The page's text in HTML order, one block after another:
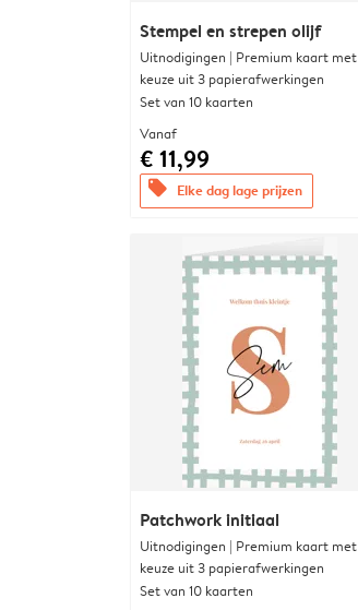
Stempel en strepen olijf
Uitnodigingen | Premium kaart met
keuze uit 3 papierafwerkingen
Set van 10 kaarten
Vanaf
€ 11,99
offers Elke dag lage prijzen
Patchwork initiaal
Uitnodigingen | Premium kaart met
keuze uit 3 papierafwerkingen
Set van 10 kaarten